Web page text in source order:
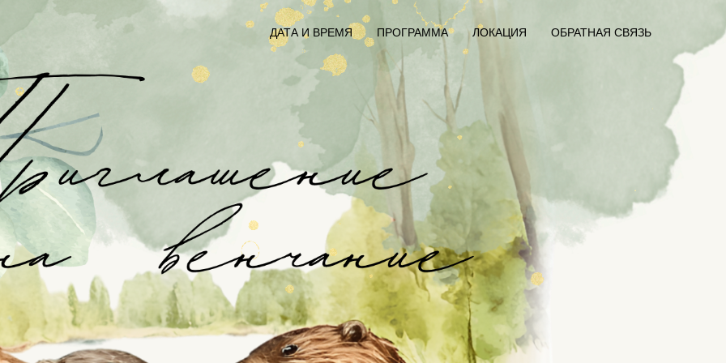
ДАТА И ВРЕМЯ ПРОГРАММА ЛОКАЦИЯ ОБРАТНАЯ СВЯЗЬ